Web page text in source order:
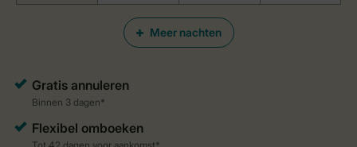
Meer nachten